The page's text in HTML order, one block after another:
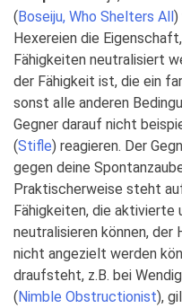
(Boseiju, Who Shelters All)
Hexereien die
Fähigkeiten neutralisiert
der Fähigkeit ist, die ein
sonst alle anderen
Gegner darauf nicht
(Stifle) reagieren. Der
gegen deine
Praktischerweise steht
Fähigkeiten, die
neutralisieren können, der
nicht angezielt werden
draufsteht, z.B. bei
(Nimble Obstructionist),